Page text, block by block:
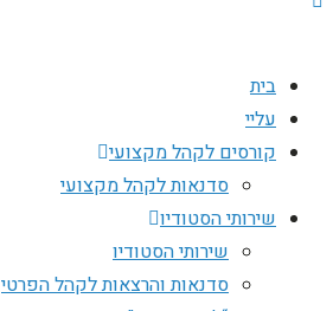
בית
עליי
קורסים לקהל מקצועי
סדנאות לקהל מקצועי
שירותי הסטודיו
שירותי הסטודיו
סדנאות והרצאות לקהל הפרטי